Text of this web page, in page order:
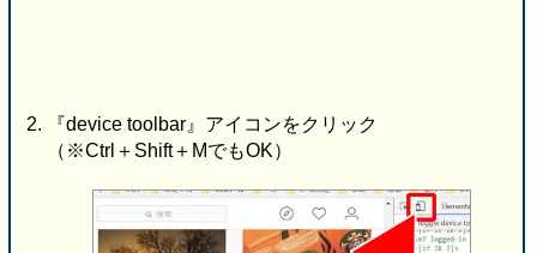
『device toolbar』アイコンをクリック
（※Ctrl＋Shift＋MでもOK）